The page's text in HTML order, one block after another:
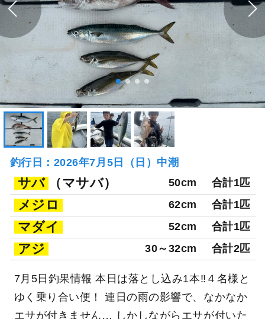
釣行日：2026年7月5日（日）中潮
サバ （マサバ） 50cm 合計1匹
メジロ 62cm 合計1匹
マダイ 52cm 合計1匹
アジ 30～32cm 合計2匹
7月5日釣果情報 本日は落とし込み1本‼️４名様と
ゆく乗り合い便！ 連日の雨の影響で、なかなか
エサが付きません… しかしながらエサが付いた